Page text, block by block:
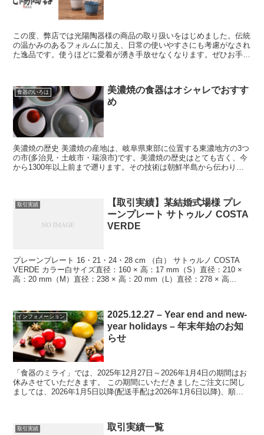
この度、弊店では光陽陶器様の商品の取り扱いをはじめました。伝統
の温かみのあるフォルムに加え、日常の使いやすさにも考慮がなされ
た逸品です。使うほどに愛着が湧き手放せなくなります。ぜひお手元
食器のいろは
美濃焼の食器はオシャレでおすす
め
美濃焼の歴史 美濃焼の産地は、岐阜県東部に位置する東濃地方の3つ
の市(多治見・土岐市・瑞浪市)です。美濃焼の歴史はとても古く、今
から1300年以上前まで遡ります。その技術は朝鮮半島から伝わり、
取引実績
【取引実績】某結婚式場様 プレ
ーンプレート サトゥルノ COSTA
VERDE
プレーンプレート 16・21・24・28 cm （白） サトゥルノ COSTA
VERDE カラー白サイズ直径：160 × 高：17 mm（S）直径：210 ×
高：20 mm（M）直径：238 × 高：20 mm（L）直径：278 × 高...
インフォメーション
2025.12.27 – Year end and new-
year holidays – 年末年始のお知
らせ
「食器のミライ」では、2025年12月27日～2026年1月4日の期間はお
休みさせていただきます。 この期間にいただきましたご注文に関し
ましては、2026年1月5日以降(配送手配は2026年1月6日以降)、順次
取引実績 取引実績一覧